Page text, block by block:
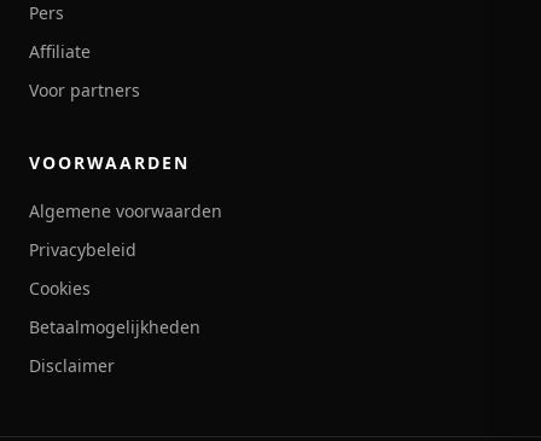
Pers
Affiliate
Voor partners
VOORWAARDEN
Algemene voorwaarden
Privacybeleid
Cookies
Betaalmogelijkheden
Disclaimer